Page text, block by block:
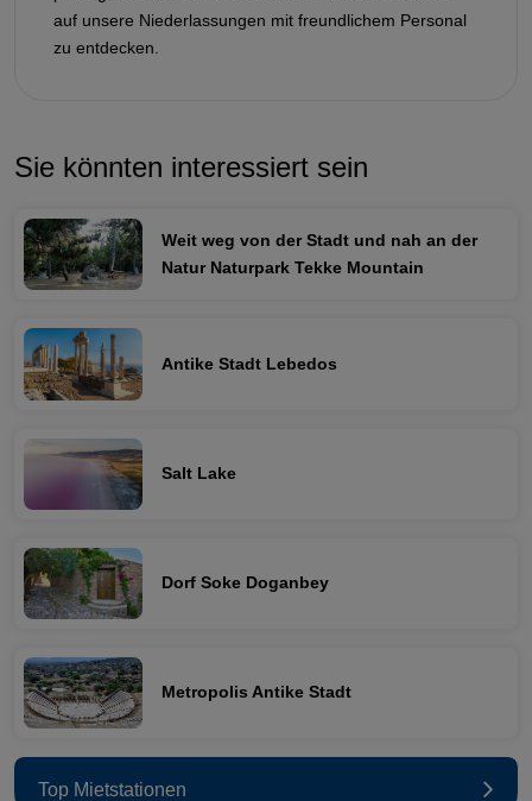
auf unsere Niederlassungen mit freundlichem Personal
zu entdecken.
Sie könnten interessiert sein
Weit weg von der Stadt und nah an der
Natur Naturpark Tekke Mountain
Antike Stadt Lebedos
Salt Lake
Dorf Soke Doganbey
Metropolis Antike Stadt
Top Mietstationen